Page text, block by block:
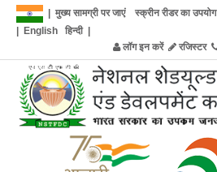
मुख्य सामग्री पर जाएं स्क्रीन रीडर का उपयोग
English हिन्दी|
लॉग इन करें
रजिस्टर